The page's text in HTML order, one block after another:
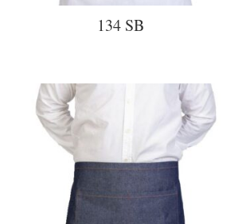
134 SB